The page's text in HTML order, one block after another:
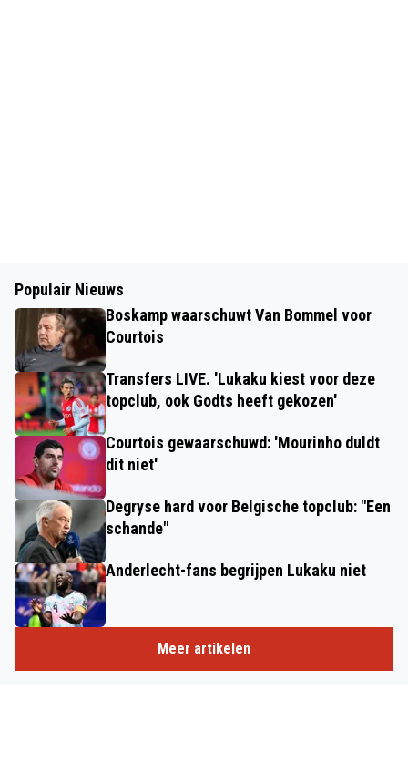
Populair Nieuws
Boskamp waarschuwt Van Bommel voor
Courtois
Transfers LIVE. 'Lukaku kiest voor deze
topclub, ook Godts heeft gekozen'
Courtois gewaarschuwd: 'Mourinho duldt
dit niet'
Degryse hard voor Belgische topclub: "Een
schande"
Anderlecht-fans begrijpen Lukaku niet
Meer artikelen